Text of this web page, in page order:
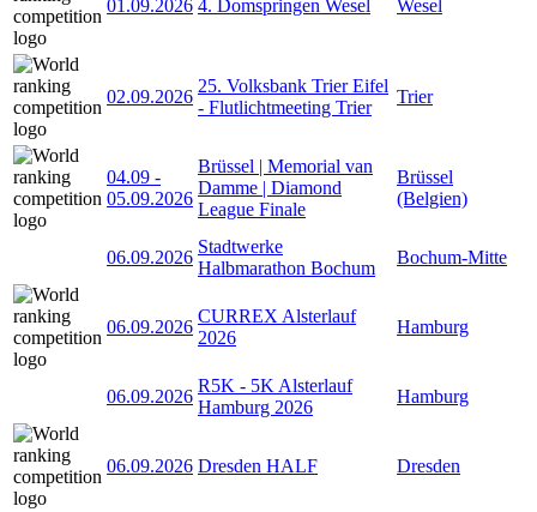
01.09.2026 4. Domspringen Wesel Wesel
02.09.2026
25. Volksbank Trier Eifel
- Flutlichtmeeting Trier
Trier
04.09 -
05.09.2026
Brüssel | Memorial van
Damme | Diamond
League Finale
Brüssel
(Belgien)
06.09.2026
Stadtwerke
Halbmarathon Bochum
Bochum-Mitte
06.09.2026
CURREX Alsterlauf
2026
Hamburg
06.09.2026
R5K - 5K Alsterlauf
Hamburg 2026
Hamburg
06.09.2026 Dresden HALF Dresden